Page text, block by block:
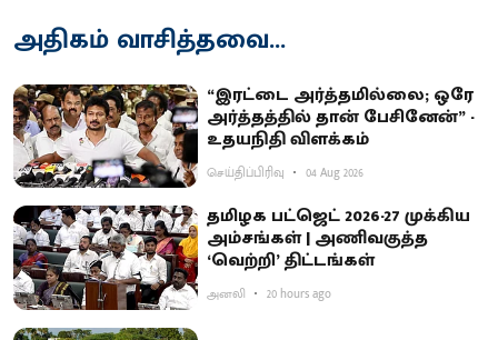
அதிகம் வாசித்தவை...
“இரட்டை அர்த்தமில்லை; ஒரே
அர்த்தத்தில் தான் பேசினேன்” -
உதயநிதி விளக்கம்
செய்திப்பிரிவு 04 Aug 2026
தமிழக பட்ஜெட் 2026-27 முக்கிய
அம்சங்கள் | அணிவகுத்த
‘வெற்றி’ திட்டங்கள்
அனலி 20 hours ago